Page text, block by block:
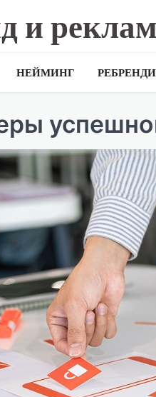
и
НЕЙМИНГ